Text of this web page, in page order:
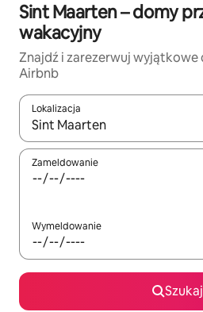
Sint Maarten – domy
wakacyjny
Znajdź i zarezerwuj wyjątkowe
Airbnb
Lokalizacja
Gdy wyniki będą dostępne,
Zameldowanie
Wymeldowanie
Szukaj